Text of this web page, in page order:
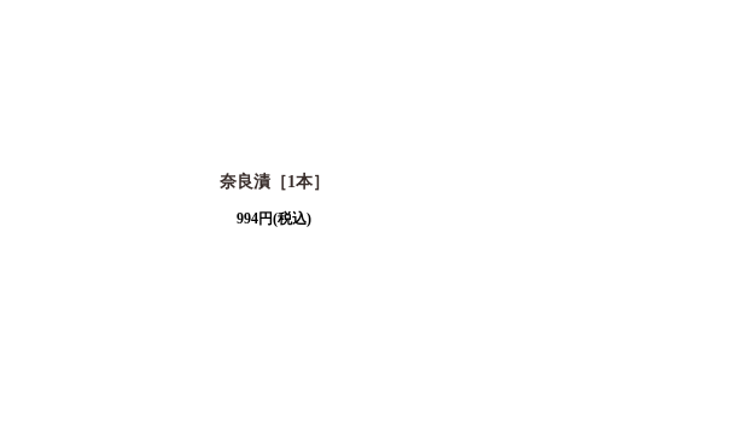
奈良漬［1本］
994円(税込)